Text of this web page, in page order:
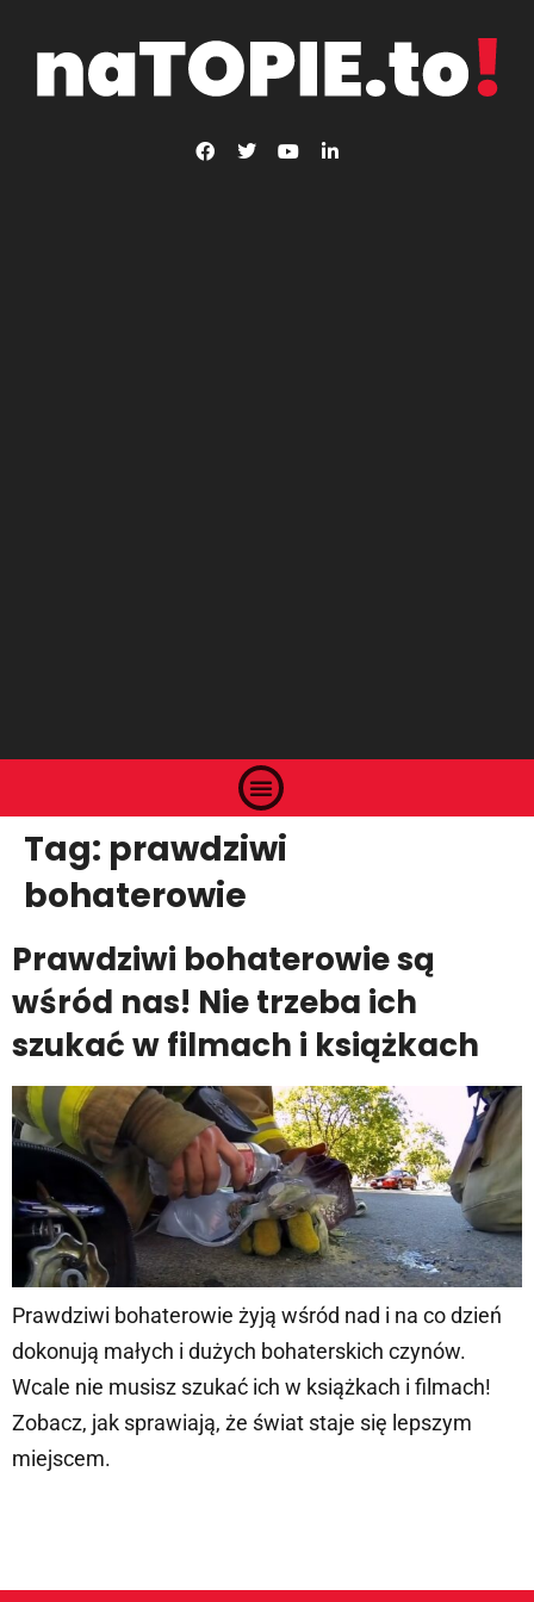
Tag: prawdziwi
bohaterowie
Prawdziwi bohaterowie są
wśród nas! Nie trzeba ich
szukać w filmach i książkach
Prawdziwi bohaterowie żyją wśród nad i na co dzień
dokonują małych i dużych bohaterskich czynów.
Wcale nie musisz szukać ich w książkach i filmach!
Zobacz, jak sprawiają, że świat staje się lepszym
miejscem.